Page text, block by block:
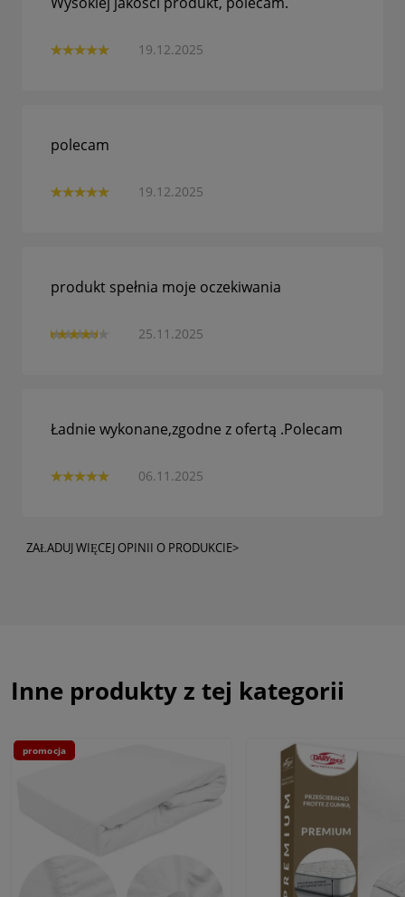
19.12.2025
19.12.2025
polecam
25.11.2025
produkt spełnia moje oczekiwania
06.11.2025
Ładnie wykonane,zgodne z ofertą .Polecam
ZAŁADUJ WIĘCEJ OPINII O PRODUKCIE>
Inne produkty z tej kategorii
promocja